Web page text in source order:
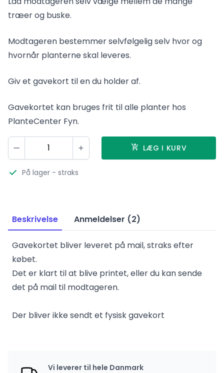
træer og buske.
Modtageren bestemmer selvfølgelig selv hvor og
hvornår planterne skal leveres.
Giv et gavekort til en du holder af.
Gavekortet kan bruges frit til alle planter hos
PlanteCenter Fyn.
Vælg antal
Plus LÆG I KURV
På lager - straks
Beskrivelse Anmeldelser (2)
Gavekortet bliver leveret på mail, straks efter
købet.
Det er klart til at blive printet, eller du kan sende
det på mail til modtageren.
Der bliver ikke sendt et fysisk gavekort
Vi leverer til hele Danmark